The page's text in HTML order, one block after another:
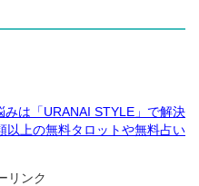
みは「URANAI STYLE」で解決
以上の無料タロットや無料占い
リンク